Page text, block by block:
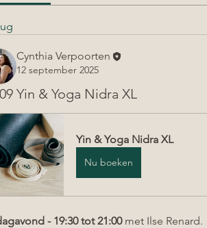
Cynthia Verpoorten
12 september 2025
Yin & Yoga Nidra XL
Yin & Yoga Nidra XL
Nu boeken
- 19:30 tot 21:00 met Ilse Renard.